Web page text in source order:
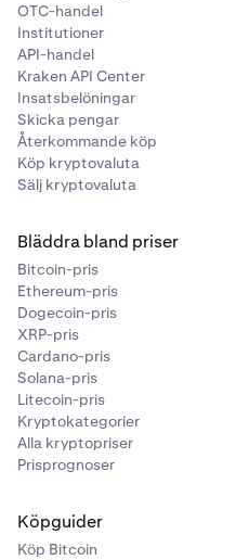
OTC-handel
Institutioner
API-handel
Kraken API Center
Insatsbelöningar
Skicka pengar
Återkommande köp
Köp kryptovaluta
Sälj kryptovaluta
Bläddra bland priser
Bitcoin-pris
Ethereum-pris
Dogecoin-pris
XRP-pris
Cardano-pris
Solana-pris
Litecoin-pris
Kryptokategorier
Alla kryptopriser
Prisprognoser
Köpguider
Köp Bitcoin